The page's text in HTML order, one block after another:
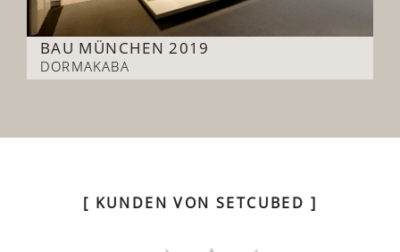
BAU MÜNCHEN 2019
DORMAKABA
[ KUNDEN VON SETCUBED ]